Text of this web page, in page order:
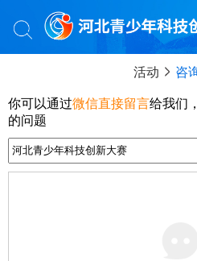
活动 咨
你可以通过微信直接留言给我们
的问题